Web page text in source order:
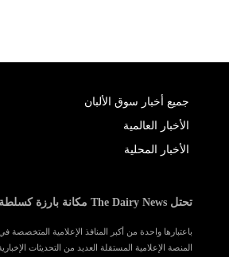
جميع أخبار سوق الألبان
الأخبار العالمية
الأخبار المحلية
تحتل The Dairy News مكانة بارزة كسلطة عالمية في سوق الألبان.
المنصة الإعلامية المستقلة العديد من التحديثات